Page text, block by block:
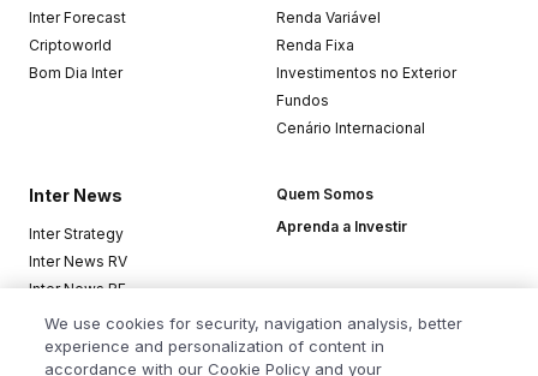
Inter Forecast
Criptoworld
Bom Dia Inter
Renda Variável
Renda Fixa
Investimentos no Exterior
Fundos
Cenário Internacional
Inter News
Inter Strategy
Inter News RV
Inter News RF
Top Funds
Quem Somos
Aprenda a Investir
We use cookies for security, navigation analysis, better
experience and personalization of content in
accordance with our Cookie Policy and your